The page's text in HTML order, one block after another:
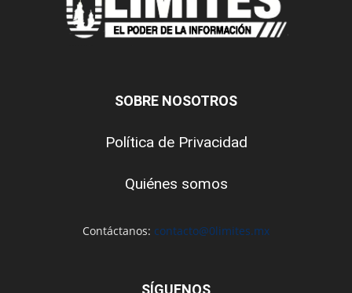
SOBRE NOSOTROS
Política de Privacidad
Quiénes somos
Contáctanos: contacto@0limites.mx
SÍGUENOS